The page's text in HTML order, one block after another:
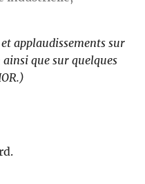
et applaudissements sur
ainsi que sur quelques